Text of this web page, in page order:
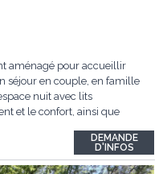
aménagé pour accueillir
séjour en couple, en famille
nuit avec lits
et le confort, ainsi que
et entièrement équipée
DEMANDE
D'INFOS